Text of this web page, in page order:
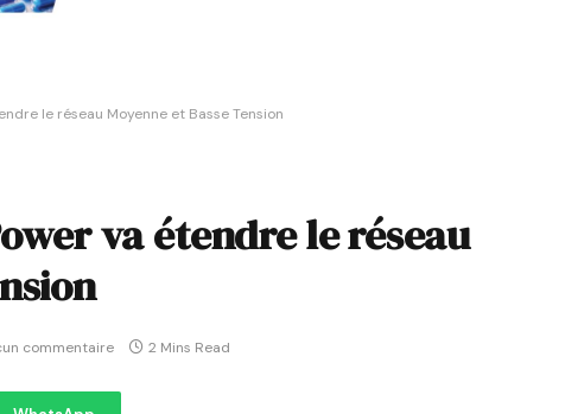
le réseau Moyenne et Basse Tension
va étendre le réseau
commentaire 2 Mins Read